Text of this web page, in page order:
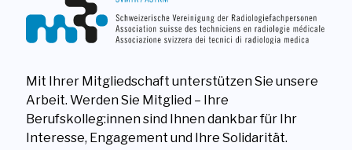
Mit Ihrer Mitgliedschaft unterstützen Sie unsere
Arbeit. Werden Sie Mitglied – Ihre
Berufskolleg:innen sind Ihnen dankbar für Ihr
Interesse, Engagement und Ihre Solidarität.